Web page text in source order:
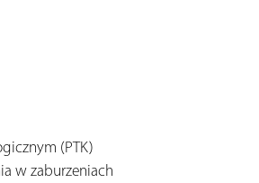
(PTK)
w zaburzeniach